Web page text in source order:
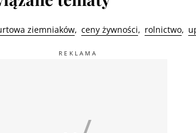
ziemniaków ceny żywności rolnictwo